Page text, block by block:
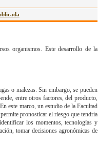
organismos. Este desarrollo de la
o malezas. Sin embargo, se pueden
entre otros factores, del producto,
este marco, un estudio de la Facultad
pronosticar el riesgo que tendría
los momentos, tecnologías y
tomar decisiones agronómicas de